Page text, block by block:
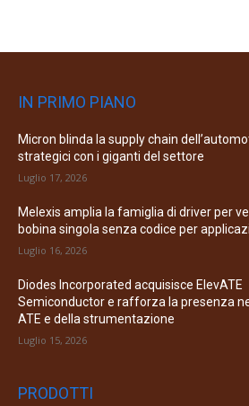
IN PRIMO PIANO
Micron blinda la supply chain
strategici con i giganti del settore
Luglio 17, 2026
Melexis amplia la famiglia di driver per
bobina singola senza codice per
Luglio 16, 2026
Diodes Incorporated acquisisce ElevATE
Semiconductor e rafforza la presenza
ATE e della strumentazione
Luglio 15, 2026
PRODOTTI